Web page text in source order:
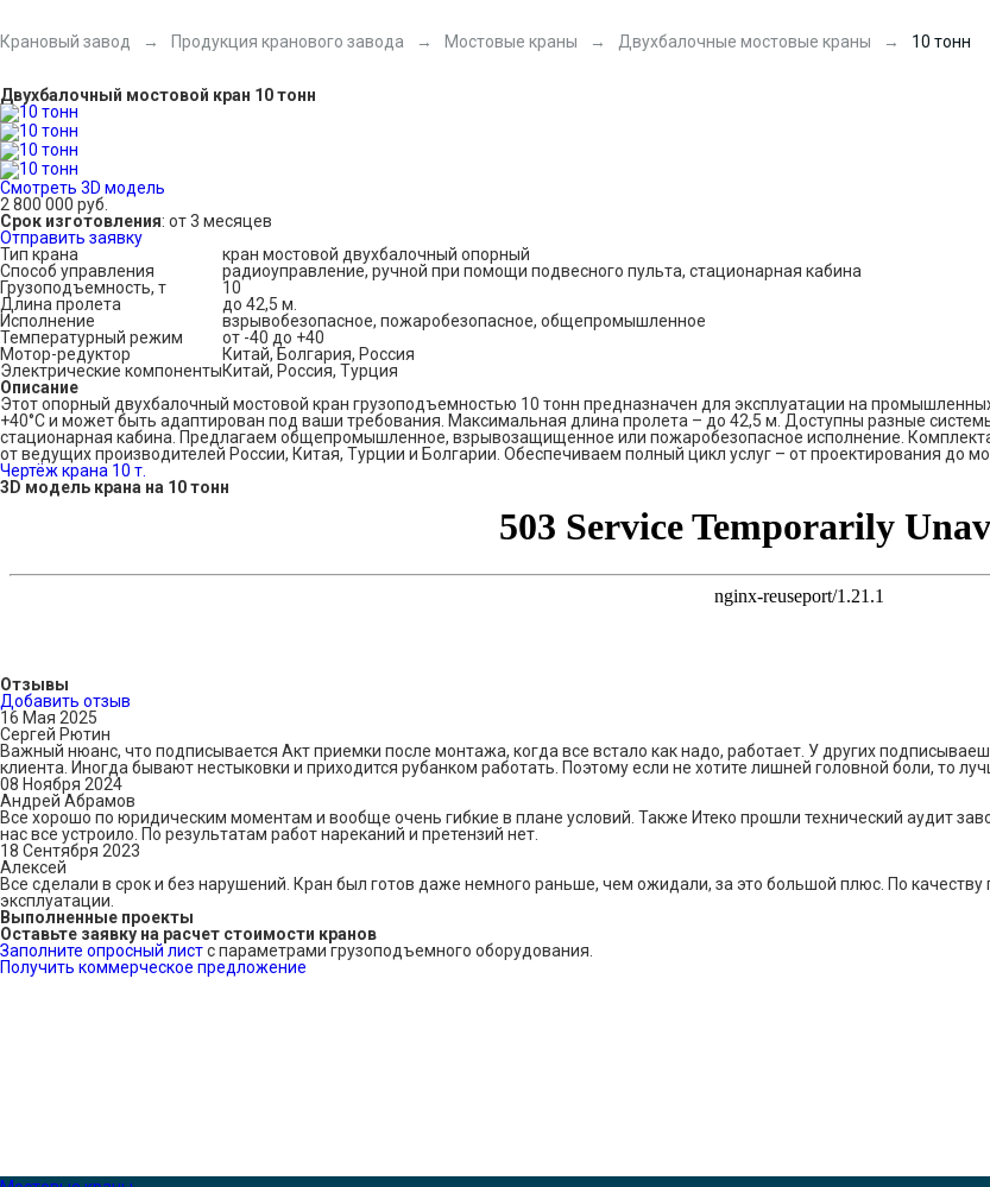
Крановый завод Продукция кранового завода Мостовые краны Двухбалочные мостовые краны 10 тонн
Двухбалочный мостовой кран 10 тонн
Смотреть 3D модель
2 800 000 руб.
Срок изготовления: от 3 месяцев
Отправить заявку
Тип крана
кран мостовой двухбалочный опорный
Способ управления
радиоуправление, ручной при помощи подвесного пульта, стационарная кабина
Грузоподъемность, т
10
Длина пролета
до 42,5 м.
Исполнение
взрывобезопасное, пожаробезопасное, общепромышленное
Температурный режим
от -40 до +40
Мотор-редуктор
Китай, Болгария, Россия
Электрические компонентыКитай, Россия, Турция
Описание
Этот опорный двухбалочный мостовой кран грузоподъемностью 10 тонн предназначен для эксплуатации на
+40°C и может быть адаптирован под ваши требования. Максимальная длина пролета – до 42,5 м. Доступны разные
стационарная кабина. Предлагаем общепромышленное, взрывозащищенное или пожаробезопасное исполнение.
от ведущих производителей России, Китая, Турции и Болгарии. Обеспечиваем полный цикл услуг – от проектирования до
Чертёж крана 10 т.
3D модель крана на 10 тонн
Отзывы
Добавить отзыв
16 Мая 2025
Сергей Рютин
Важный нюанс, что подписывается Акт приемки после монтажа, когда все встало как надо, работает. У других
клиента. Иногда бывают нестыковки и приходится рубанком работать. Поэтому если не хотите лишней головной боли, то
08 Ноября 2024
Андрей Абрамов
Все хорошо по юридическим моментам и вообще очень гибкие в плане условий. Также Итеко прошли технический аудит
нас все устроило. По результатам работ нареканий и претензий нет.
18 Сентября 2023
Алексей
Все сделали в срок и без нарушений. Кран был готов даже немного раньше, чем ожидали, за это большой плюс. По
эксплуатации.
Выполненные проекты
Оставьте заявку на расчет стоимости кранов
Заполните опросный листс параметрами грузоподъемного оборудования.
Получить коммерческое предложение